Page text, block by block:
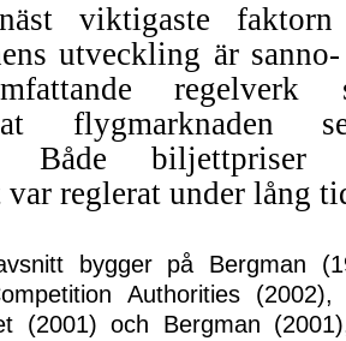
viktigaste
utveckling är
regelverk
flygmarknaden
Både biljettpriser
var reglerat under lång
bygger på Bergman
Authorities (2002),
(2001) och Bergman